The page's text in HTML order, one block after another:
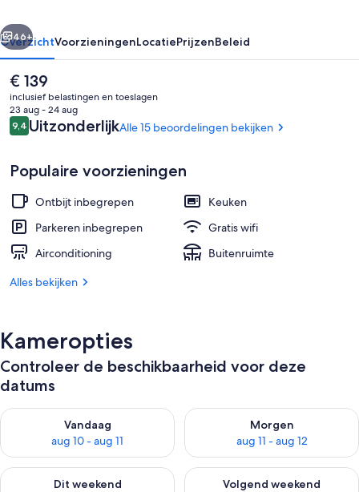
Terras
Volgende
46+
OverzichtVoorzieningenLocatiePrijzenBeleid
De
huidige
prijs
is
€ 139
€ 139
inclusief belastingen en toeslagen
23 aug - 24 aug
Beoordelingen
9,49,4 op 10 –
UitzonderlijkAlle 15 beoordelingen bekijken
Populaire voorzieningen
Ontbijt inbegrepen
Keuken
Parkeren inbegrepen
Gratis wifi
Airconditioning
Buitenruimte
Alles bekijken
Kameropties
Controleer de beschikbaarheid voor deze
datums
Vandaag
aug 10 - aug 11
De beschikbaarheid controleren voor vanavond aug 10 - aug
Morgen
aug 11 - aug 12
De beschikbaarheid
Dit weekend
De beschikbaarheid controleren voor dit weekend aug 14 -
Volgend weekend
De beschikbaarheid